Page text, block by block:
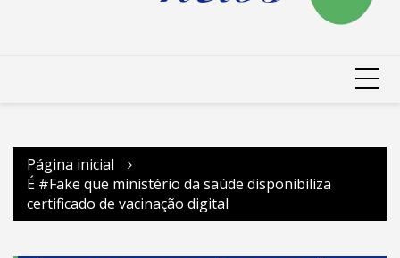
Página inicial
É #Fake que ministério da saúde disponibiliza
certificado de vacinação digital